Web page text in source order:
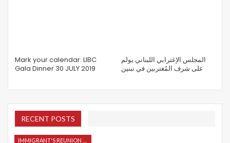
Mark your calendar: LIBC
Gala Dinner 30 JULY 2019
المجلس الإغترابي اللبناني يولم
على شرف المُغتربين في تبنين
RECENT POSTS